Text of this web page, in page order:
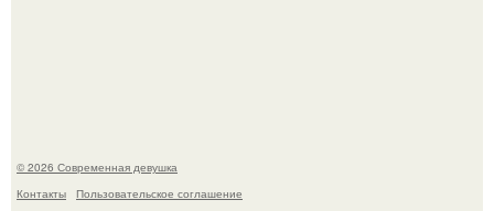
© 2026 Современная девушка
Контакты
Пользовательское соглашение